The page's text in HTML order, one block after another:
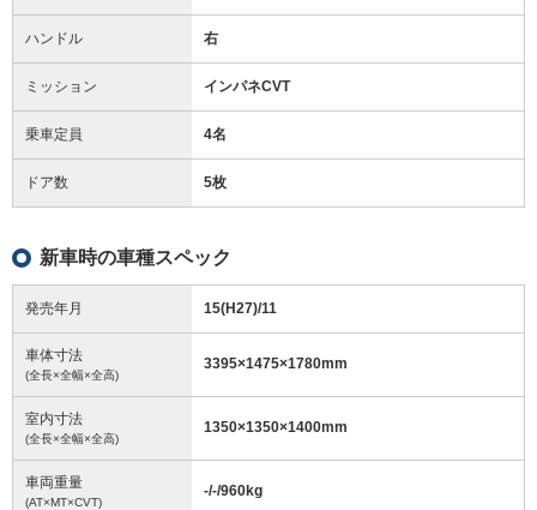
ハンドル 右
ミッション インパネCVT
乗車定員 4名
ドア数 5枚
新車時の車種スペック
発売年月 15(H27)/11
車体寸法
(全長×全幅×全高)
3395×1475×1780mm
室内寸法
(全長×全幅×全高)
1350×1350×1400mm
車両重量
(AT×MT×CVT)
-/-/960kg